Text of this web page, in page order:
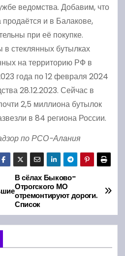
ведомства. Добавим, что
и в Балакове,
при её покупке.
стеклянных бутылках
на территорию РФ в
года по 12 февраля 2024
28.12.2023. Сейчас в
2,5 миллиона бутылок
в 84 региона России.
по РСО-Алания
В сёлах Быково-
Отрогского МО
отремонтируют дороги.
Список